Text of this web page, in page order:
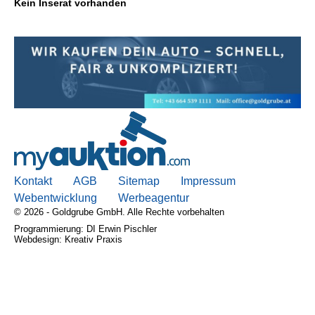
AGB, Nutzungsbedingungen
Impressum
Kein Inserat vorhanden
Kontakt AGB Sitemap
Impressum
Webentwicklung
Werbeagentur
© 2026 - Goldgrube GmbH. Alle Rechte vorbehalten
Programmierung: DI Erwin Pischler
Webdesign: Kreativ Praxis